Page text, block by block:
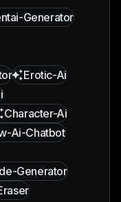
Generator
Erotic-Ai
Character-Ai
Ai-Chatbot
Generator